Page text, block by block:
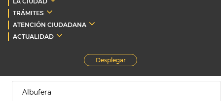
TRÁMITES
ATENCIÓN CIUDADANA
ACTUALIDAD
Desplegar
Albufera